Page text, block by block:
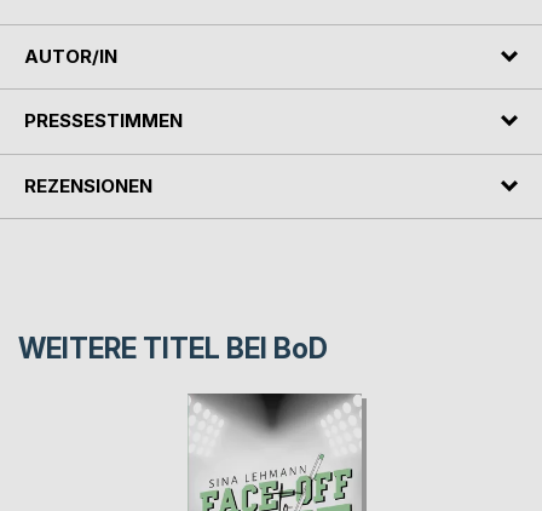
AUTOR/IN
PRESSESTIMMEN
REZENSIONEN
WEITERE TITEL BEI BoD